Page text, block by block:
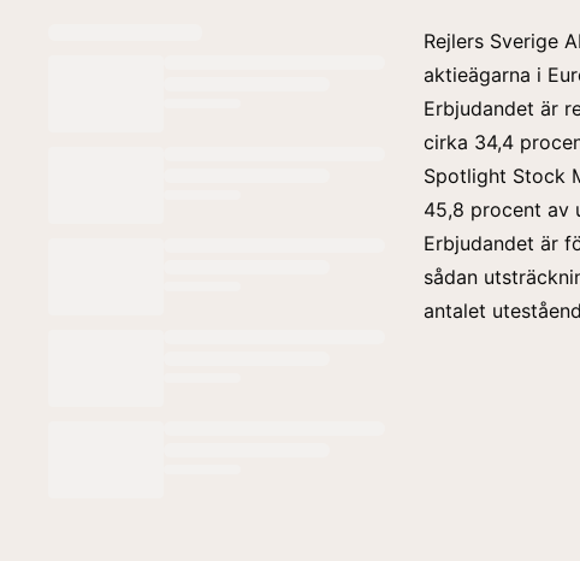
Rejlers Sverige
aktieägarna i
Erbjudandet är
cirka 34,4
Spotlight Stock
45,8 procent av
Erbjudandet är
sådan
antalet